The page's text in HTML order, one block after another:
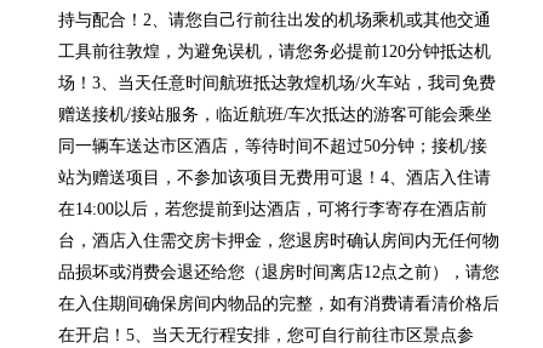
持与配合！2、请您自己行前往出发的机场乘机或其他交通
工具前往敦煌，为避免误机，请您务必提前120分钟抵达机
场！3、当天任意时间航班抵达敦煌机场/火车站，我司免费
赠送接机/接站服务，临近航班/车次抵达的游客可能会乘坐
同一辆车送达市区酒店，等待时间不超过50分钟；接机/接
站为赠送项目，不参加该项目无费用可退！4、酒店入住请
在14:00以后，若您提前到达酒店，可将行李寄存在酒店前
台，酒店入住需交房卡押金，您退房时确认房间内无任何物
品损坏或消费会退还给您（退房时间离店12点之前），请您
在入住期间确保房间内物品的完整，如有消费请看清价格后
在开启！5、当天无行程安排，您可自行前往市区景点参